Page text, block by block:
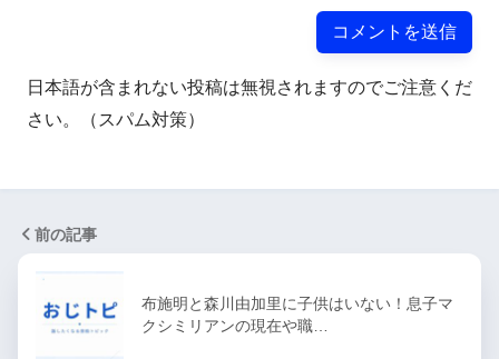
日本語が含まれない投稿は無視されますのでご注意くだ
さい。（スパム対策）
前の記事
布施明と森川由加里に子供はいない！息子マ
クシミリアンの現在や職…